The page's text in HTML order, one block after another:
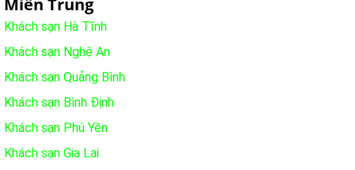
Miền Trung
Khách sạn Hà Tĩnh
Khách sạn Nghệ An
Khách sạn Quảng Bình
Khách sạn Bình Định
Khách sạn Phú Yên
Khách sạn Gia Lai